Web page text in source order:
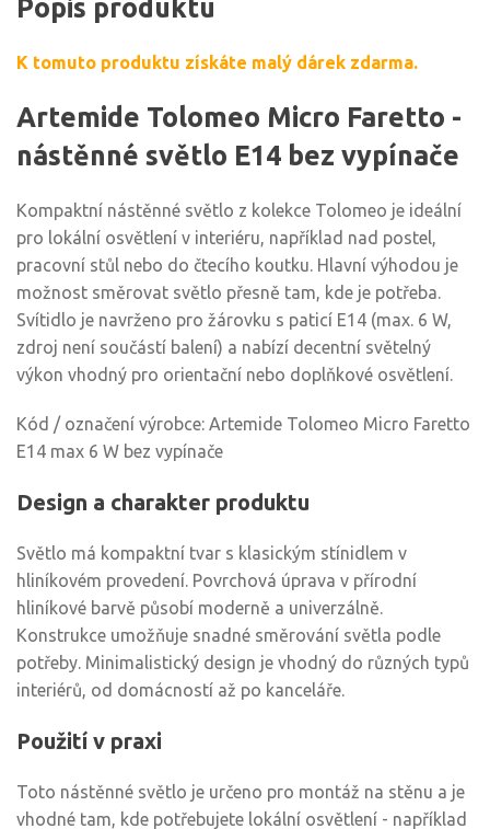
Popis produktu
K tomuto produktu získáte malý dárek zdarma.
Artemide Tolomeo Micro Faretto -
nástěnné světlo E14 bez vypínače
Kompaktní nástěnné světlo z kolekce Tolomeo je ideální
pro lokální osvětlení v interiéru, například nad postel,
pracovní stůl nebo do čtecího koutku. Hlavní výhodou je
možnost směrovat světlo přesně tam, kde je potřeba.
Svítidlo je navrženo pro žárovku s paticí E14 (max. 6 W,
zdroj není součástí balení) a nabízí decentní světelný
výkon vhodný pro orientační nebo doplňkové osvětlení.
Kód / označení výrobce: Artemide Tolomeo Micro Faretto
E14 max 6 W bez vypínače
Design a charakter produktu
Světlo má kompaktní tvar s klasickým stínidlem v
hliníkovém provedení. Povrchová úprava v přírodní
hliníkové barvě působí moderně a univerzálně.
Konstrukce umožňuje snadné směrování světla podle
potřeby. Minimalistický design je vhodný do různých typů
interiérů, od domácností až po kanceláře.
Použití v praxi
Toto nástěnné světlo je určeno pro montáž na stěnu a je
vhodné tam, kde potřebujete lokální osvětlení - například